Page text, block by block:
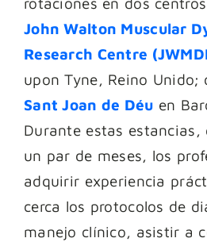
rotaciones en dos
John Walton Muscular
Research Centre
upon Tyne, Reino Unido;
Sant Joan de Déu en
Durante estas estancias,
un par de meses, los
adquirir experiencia
cerca los protocolos de
manejo clínico, asistir a